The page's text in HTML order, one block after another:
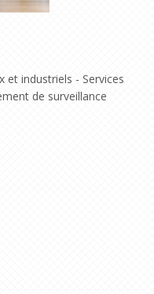
et industriels - Services
de surveillance